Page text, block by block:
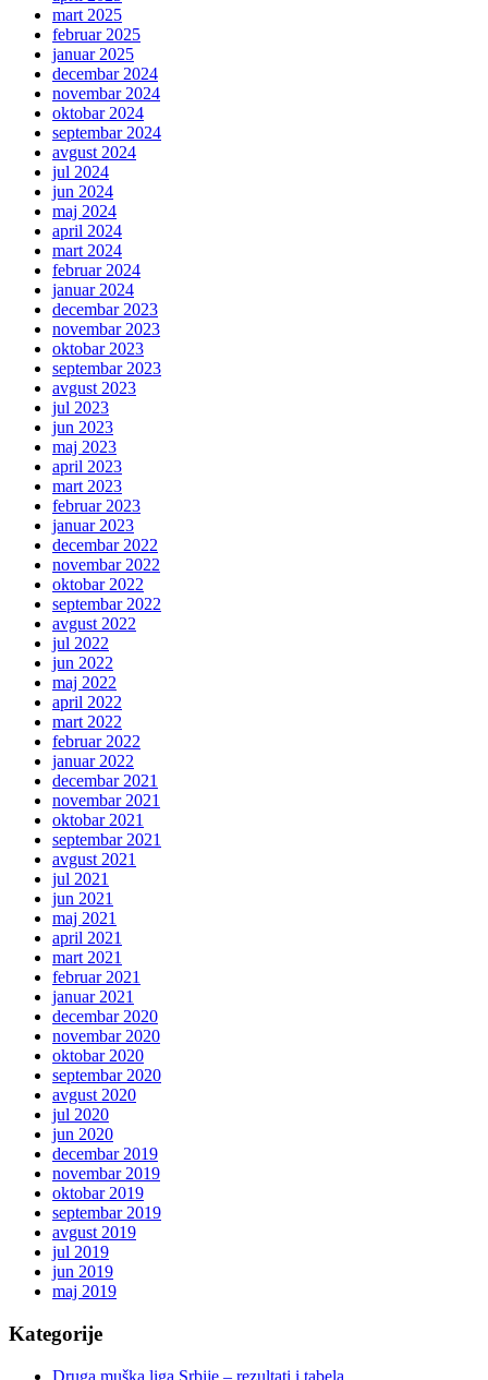
mart 2025
februar 2025
januar 2025
decembar 2024
novembar 2024
oktobar 2024
septembar 2024
avgust 2024
jul 2024
jun 2024
maj 2024
april 2024
mart 2024
februar 2024
januar 2024
decembar 2023
novembar 2023
oktobar 2023
septembar 2023
avgust 2023
jul 2023
jun 2023
maj 2023
april 2023
mart 2023
februar 2023
januar 2023
decembar 2022
novembar 2022
oktobar 2022
septembar 2022
avgust 2022
jul 2022
jun 2022
maj 2022
april 2022
mart 2022
februar 2022
januar 2022
decembar 2021
novembar 2021
oktobar 2021
septembar 2021
avgust 2021
jul 2021
jun 2021
maj 2021
april 2021
mart 2021
februar 2021
januar 2021
decembar 2020
novembar 2020
oktobar 2020
septembar 2020
avgust 2020
jul 2020
jun 2020
decembar 2019
novembar 2019
oktobar 2019
septembar 2019
avgust 2019
jul 2019
jun 2019
maj 2019
Kategorije
Druga muška liga Srbije – rezultati i tabela